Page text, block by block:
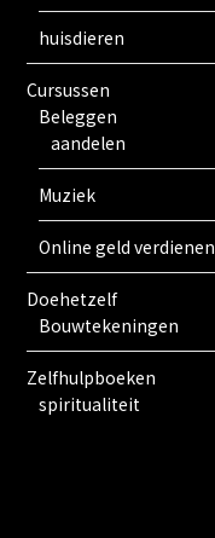
huisdieren
Cursussen
Beleggen
aandelen
Muziek
Online geld verdienen
Doehetzelf
Bouwtekeningen
Zelfhulpboeken
spiritualiteit